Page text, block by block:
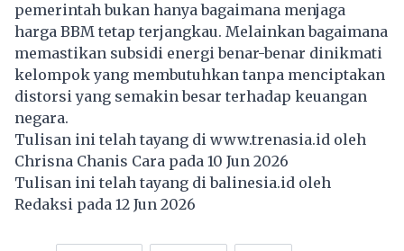
pemerintah bukan hanya bagaimana menjaga
harga BBM tetap terjangkau. Melainkan bagaimana
memastikan subsidi energi benar-benar dinikmati
kelompok yang membutuhkan tanpa menciptakan
distorsi yang semakin besar terhadap keuangan
negara.
Tulisan ini telah tayang di www.trenasia.id oleh
Chrisna Chanis Cara pada 10 Jun 2026
Tulisan ini telah tayang dibalinesia.id oleh
Redaksi pada 12 Jun 2026